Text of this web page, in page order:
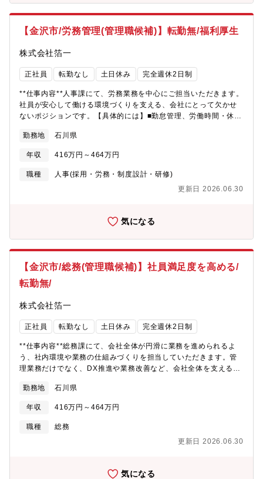
【金沢市/労務管理(管理職候補)】転勤無/福利厚生
株式会社箔一
正社員 転勤なし 土日休み 完全週休2日制
**仕事内容**人事課にて、労務業務を中心にご担当いただきます。
社員が安心して働ける環境づくりを支える、会社にとって欠かせ
ないポジションです。【具体的には】■勤怠管理、労働時間・休暇
約書類の管理■社員からの労務相談・問い合わせ対応■就業規則・
社内ルールの運用、各部署との調整パートナー社員と連携しなが
ら労務業務を進め、会社全体を支える役割を担っていただきま
す。
勤務地 石川県
年収 416万円～464万円
職種
人事(採用・労務・制度設計・研修)
更新日 2026.06.30
気になる
【金沢市/総務(管理職候補)】社員満足度を高める/
転勤無/
株式会社箔一
正社員 転勤なし 土日休み 完全週休2日制
**仕事内容**総務課にて、会社全体が円滑に業務を進められるよ
う、社内環境や業務の仕組みづくりを担当していただきます。管
理業務だけでなく、DX推進や業務改善など、会社全体を支える役
システム導入や業務フロー改善などのDX推進■生成AIなどを活用
した業務効率化の企画・実施■会社設備・各種保険の管理■全社イ
ベントや表彰制度の企画・運営■経営層や各部門と連携した全社プ
ロジェクトの推進
勤務地 石川県
年収 416万円～464万円
職種
総務
更新日 2026.06.30
気になる